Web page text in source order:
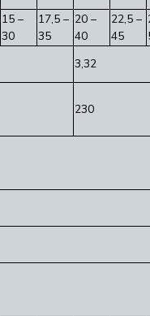
15 –
30
17,5 –
35
20 –
40
22,5 –
45
3,32
230